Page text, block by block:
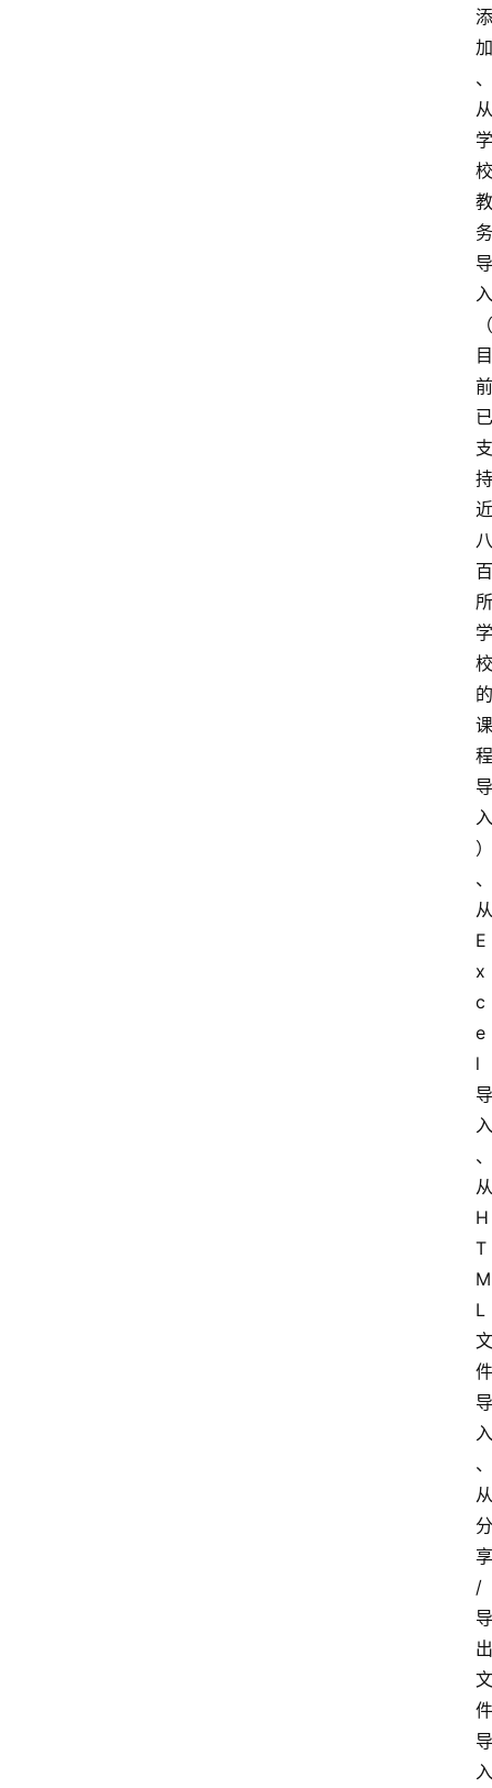
添
加
、
从
学
校
教
务
导
入
（
目
前
已
支
持
近
八
百
所
学
校
的
课
程
导
入
）
、
从
E
x
c
e
l
导
入
、
从
H
T
M
L
文
件
导
入
、
从
分
享
/
导
出
文
件
导
入